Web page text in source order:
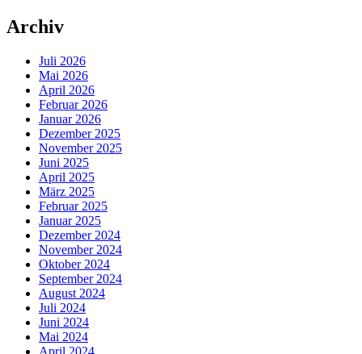
Archiv
Juli 2026
Mai 2026
April 2026
Februar 2026
Januar 2026
Dezember 2025
November 2025
Juni 2025
April 2025
März 2025
Februar 2025
Januar 2025
Dezember 2024
November 2024
Oktober 2024
September 2024
August 2024
Juli 2024
Juni 2024
Mai 2024
April 2024